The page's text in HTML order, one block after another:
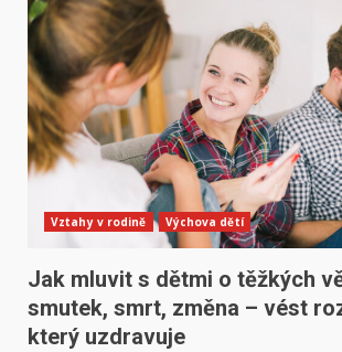
Vztahy v rodině Výchova dětí
Jak mluvit s dětmi o těžkých
smutek, smrt, změna – vést
který uzdravuje